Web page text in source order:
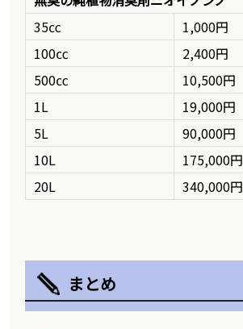
35㏄
1,000円
100㏄
2,400円
500㏄
10,500円
1L
19,000円
5L
90,000円
10L
175,000円
20L
340,000円
まとめ